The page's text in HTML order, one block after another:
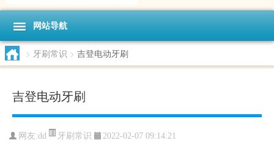
网站导航
> 牙刷常识 > 吉登电动牙刷
吉登电动牙刷
网友:dd 牙刷常识 2022-02-07 09:14:21